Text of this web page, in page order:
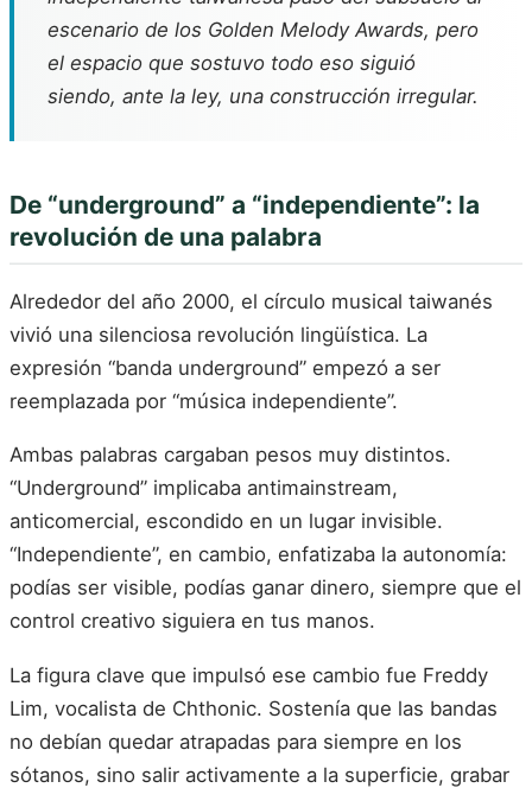
escenario de los Golden Melody Awards, pero
el espacio que sostuvo todo eso siguió
siendo, ante la ley, una construcción irregular.
De “underground” a “independiente”: la
revolución de una palabra
Alrededor del año 2000, el círculo musical taiwanés
vivió una silenciosa revolución lingüística. La
expresión “banda underground” empezó a ser
reemplazada por “música independiente”.
Ambas palabras cargaban pesos muy distintos.
“Underground” implicaba antimainstream,
anticomercial, escondido en un lugar invisible.
“Independiente”, en cambio, enfatizaba la autonomía:
podías ser visible, podías ganar dinero, siempre que el
control creativo siguiera en tus manos.
La figura clave que impulsó ese cambio fue Freddy
Lim, vocalista de Chthonic. Sostenía que las bandas
no debían quedar atrapadas para siempre en los
sótanos, sino salir activamente a la superficie, grabar